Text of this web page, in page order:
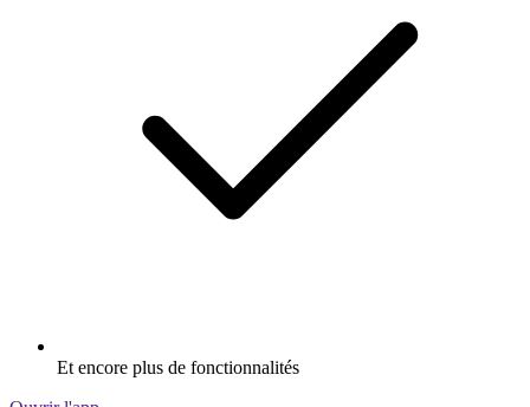
Et encore plus de fonctionnalités